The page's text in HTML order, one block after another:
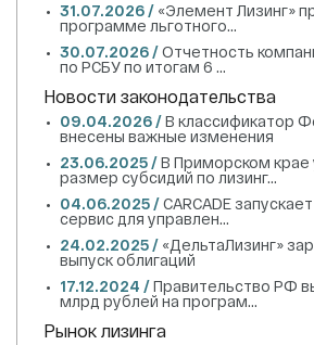
31.07.2026 / «Элемент Лизинг»
программе льготного...
30.07.2026 /Отчетность
по РСБУ по итогам 6 ...
Новости законодательства
09.04.2026 /В классификатор
внесены важные изменения
23.06.2025 /В Приморском крае
размер субсидий по лизинг...
04.06.2025 /CARCADE
сервис для управлен...
24.02.2025 / «ДельтаЛизинг»
выпуск облигаций
17.12.2024 /Правительство РФ
млрд рублей на програм...
Рынок лизинга